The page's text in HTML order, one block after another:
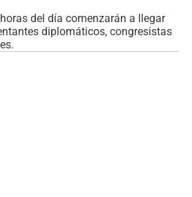
del día comenzarán a llegar
diplomáticos, congresistas